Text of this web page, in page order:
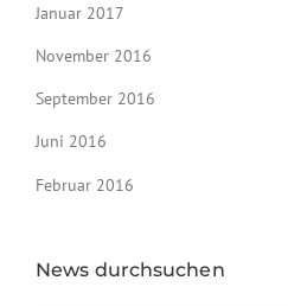
Januar 2017
November 2016
September 2016
Juni 2016
Februar 2016
News durchsuchen